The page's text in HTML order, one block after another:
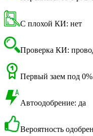
С плохой КИ: нет
Проверка КИ:
Первый заем под
Автоодобрение: да
Вероятность